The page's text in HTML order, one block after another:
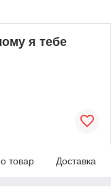
я тебе
товар Доставка